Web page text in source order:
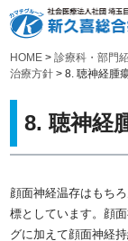
HOME >診療科・部門
治療方針 > 8. 聴神経腫
8. 聴神経
顔面神経温存はもち
標としています。顔
グに加えて顔面神経